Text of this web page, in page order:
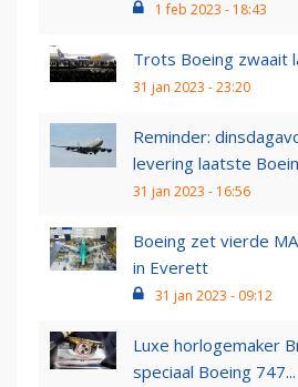
1 feb 2023 - 18:43
Trots Boeing zwaait
31 jan 2023 - 23:20
Reminder:
levering laatste
31 jan 2023 - 16:56
Boeing zet vierde
in Everett
31 jan 2023 - 09:12
Luxe horlogemaker
speciaal Boeing 747...